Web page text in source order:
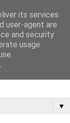
▼
its services
user-agent are
and security
usage